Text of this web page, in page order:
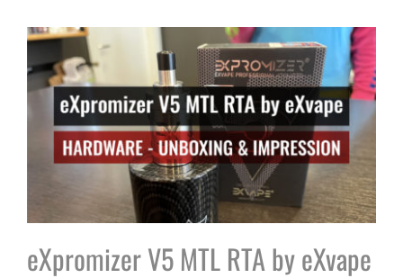
eXpromizer V5 MTL RTA by eXvape